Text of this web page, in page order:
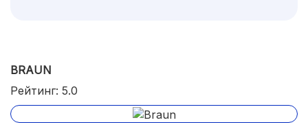
BRAUN
Рейтинг: 5.0